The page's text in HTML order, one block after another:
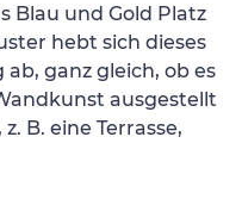
Blau und Gold Platz
hebt sich dieses
ganz gleich, ob es
ausgestellt
B. eine Terrasse,